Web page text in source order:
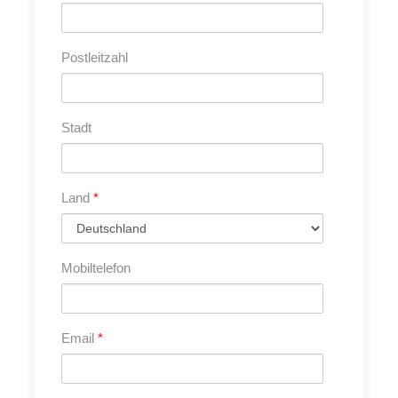
Postleitzahl
Stadt
Land *
Mobiltelefon
Email *
Reiseleistungen
Im Reisepreis sind folgende Leistungen enthalten
• Fähre Livorno – Olbia – Livorno
• Camping- & Stellplatzgebühren inkl. Strom (sofern
vorhanden)
• 2x Weinprobe